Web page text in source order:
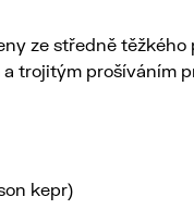
ze středně
trojitým prošíváním
kepr)